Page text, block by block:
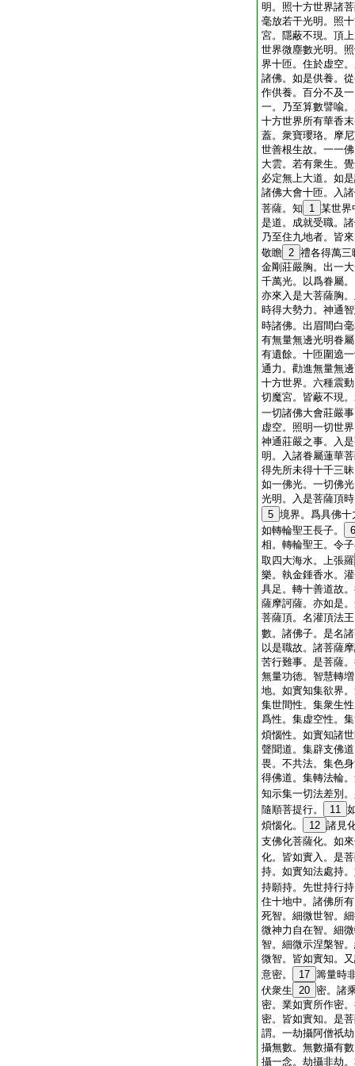
明。照十方世界諸
毫放若干光明。照
宮。隱蔽不現。頂
世界微塵數光明。
界十匝。住於虚空
諸佛。如是供養。
作供養。百分不及
一。乃至算數譬喩
十方世界所有華香
蓋。衆寶瓔珞。摩
世善根生故。一一
大雲。若有衆生。
必定無上大道。如
諸佛大會十匝。入
菩薩。知
1 某世界
是道。成就受職。
乃至住九地者。皆
敬瞻 2 禮各得萬三
金剛莊嚴胸。出一
千萬光。以爲眷屬
亦來入是大菩薩胸
時得大勢力。神通
時諸佛。出眉間白
有無量無邊光明眷
有遺餘。十匝圍遶
通力。勸進無量無
十方世界。六種震
切魔宮。皆蔽不現
一切諸佛大會莊嚴
虚空。照明一切世
神通莊嚴之事。入
明。入諸眷屬蓮華
得先所未得十千三
如一佛光。一切佛
光明。入是菩薩頂
5 境界。爲具佛
如轉輪聖王長子。
6
相。轉輪聖王。令
取四大海水。上張羅
樂。執金鍾香水。
具足。轉十善道故
薩摩訶薩。亦如是
菩薩頂。名灌頂法
數。諸佛子。是名
以是職故。諸菩薩
苦行難事。是菩薩
無量功徳。智慧轉
地。如實知集欲界
集世間性。集衆生
爲性。集虚空性。
煩惱性。如實知諸
聲聞道。集辟支佛
畏。不共法。集色
得佛道。集轉法輪
知示集一切法差別
隨順菩提行。
11
煩惱化。
12 諸見
支佛化菩薩化。如
化。皆如實入。是
持。如實知法處持
持願持。先世持行
住十地中。諸佛所
死智。細微世智。
微神力自在智。細
智。細微示涅槃智
微智。皆如實知。
意密。
17 籌量時
伏衆生 20 密。諸
密。業如實所作密
密。皆如實知。是
謂。一劫攝阿僧祇
攝無數。無數攝有
攝一念。劫攝非劫